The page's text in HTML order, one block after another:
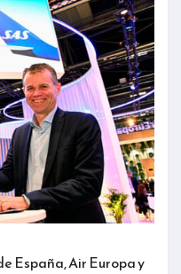
España, Air Europa y